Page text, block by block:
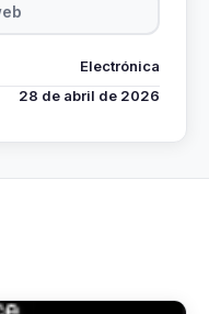
Electrónica
28 de abril de 2026